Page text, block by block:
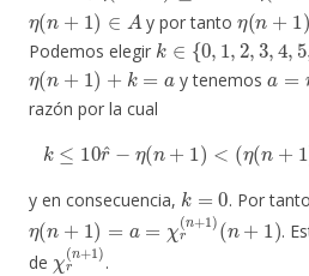
( ∈A
y por tanto
η( n+ )≤
Podemos elegir
k∈ {0,1,2 ,3,4 5 6,
η (n+1)+k=a
y tenemos
a =η(
razón por la cual
k≤ 10r^ η (n 1 <(η( + 1
y en consecuencia,
k
. Por
η ( = + 1)(n+ 1
.
de
r(n+
.